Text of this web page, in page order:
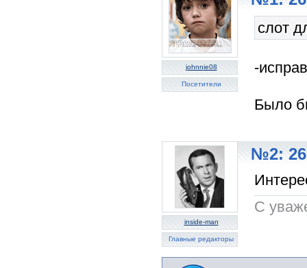
johnnie08
Посетители
слот
-
Было
inside-man
Главные редакторы
№2: 26
C